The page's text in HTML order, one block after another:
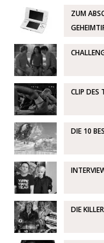
ZUM
CLIP DES
DIE 10
DIE